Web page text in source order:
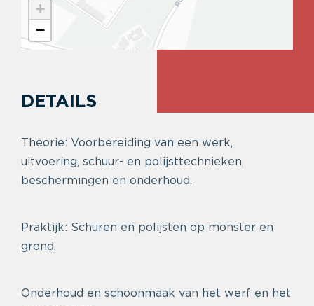
+
−
DETAILS
Theorie: Voorbereiding van een werk,
uitvoering, schuur- en polijsttechnieken,
beschermingen en onderhoud.
Praktijk: Schuren en polijsten op monster en
grond.
Onderhoud en schoonmaak van het werf en het